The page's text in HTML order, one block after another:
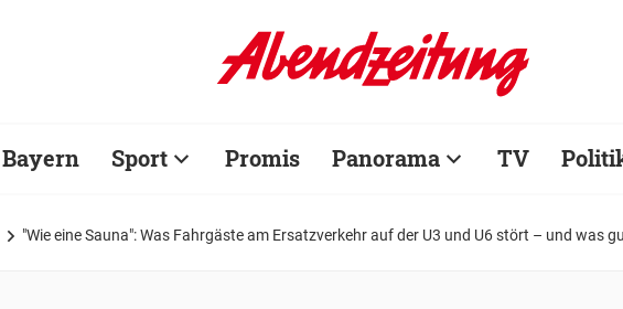
Bayern Sport Promis Panorama TV
"Wie eine Sauna": Was Fahrgäste am Ersatzverkehr auf der U3 und U6 stört – und was